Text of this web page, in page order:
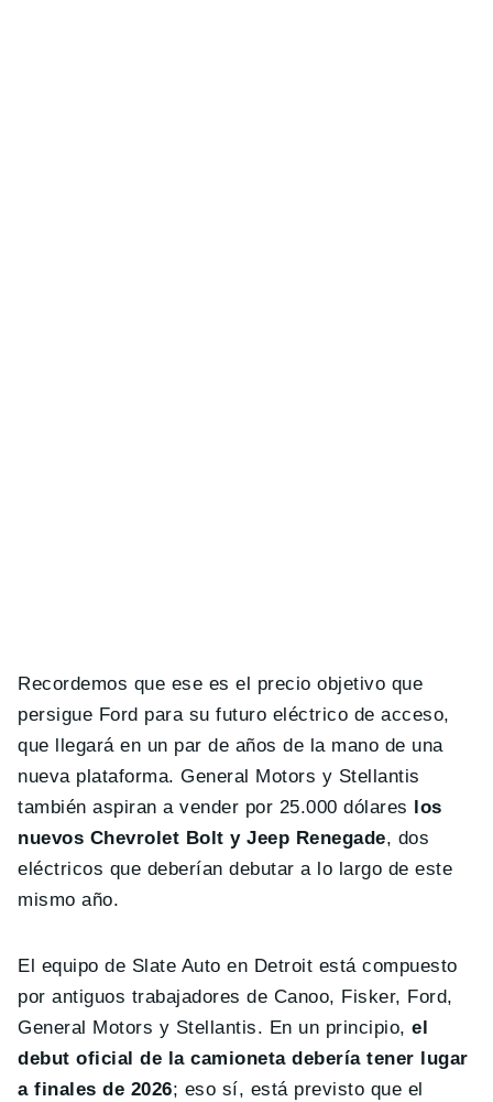
Recordemos que ese es el precio objetivo que
persigue Ford para su futuro eléctrico de acceso,
que llegará en un par de años de la mano de una
nueva plataforma. General Motors y Stellantis
también aspiran a vender por 25.000 dólares los
nuevos Chevrolet Bolt y Jeep Renegade, dos
eléctricos que deberían debutar a lo largo de este
mismo año.
El equipo de Slate Auto en Detroit está compuesto
por antiguos trabajadores de Canoo, Fisker, Ford,
General Motors y Stellantis. En un principio, el
debut oficial de la camioneta debería tener lugar
a finales de 2026; eso sí, está previsto que el